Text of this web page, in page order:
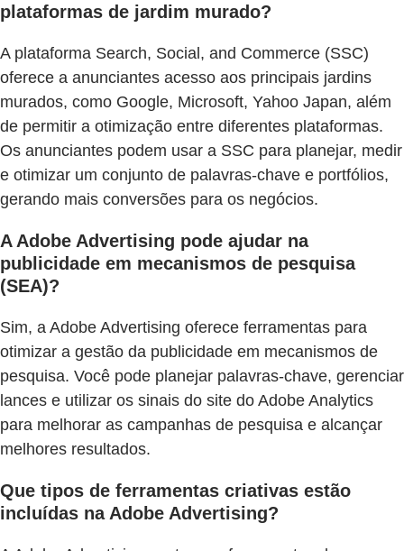
plataformas de jardim murado?
A plataforma Search, Social, and Commerce (SSC)
oferece a anunciantes acesso aos principais jardins
murados, como Google, Microsoft, Yahoo Japan, além
de permitir a otimização entre diferentes plataformas.
Os anunciantes podem usar a SSC para planejar, medir
e otimizar um conjunto de palavras-chave e portfólios,
gerando mais conversões para os negócios.
A Adobe Advertising pode ajudar na
publicidade em mecanismos de pesquisa
(SEA)?
Sim, a Adobe Advertising oferece ferramentas para
otimizar a gestão da publicidade em mecanismos de
pesquisa. Você pode planejar palavras-chave, gerenciar
lances e utilizar os sinais do site do Adobe Analytics
para melhorar as campanhas de pesquisa e alcançar
melhores resultados.
Que tipos de ferramentas criativas estão
incluídas na Adobe Advertising?